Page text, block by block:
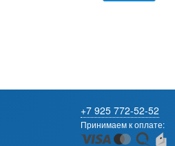
+7 925 772-52-52
Принимаем к оплате: